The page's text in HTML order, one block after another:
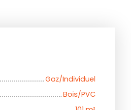
Gaz/Individuel
Bois/PVC